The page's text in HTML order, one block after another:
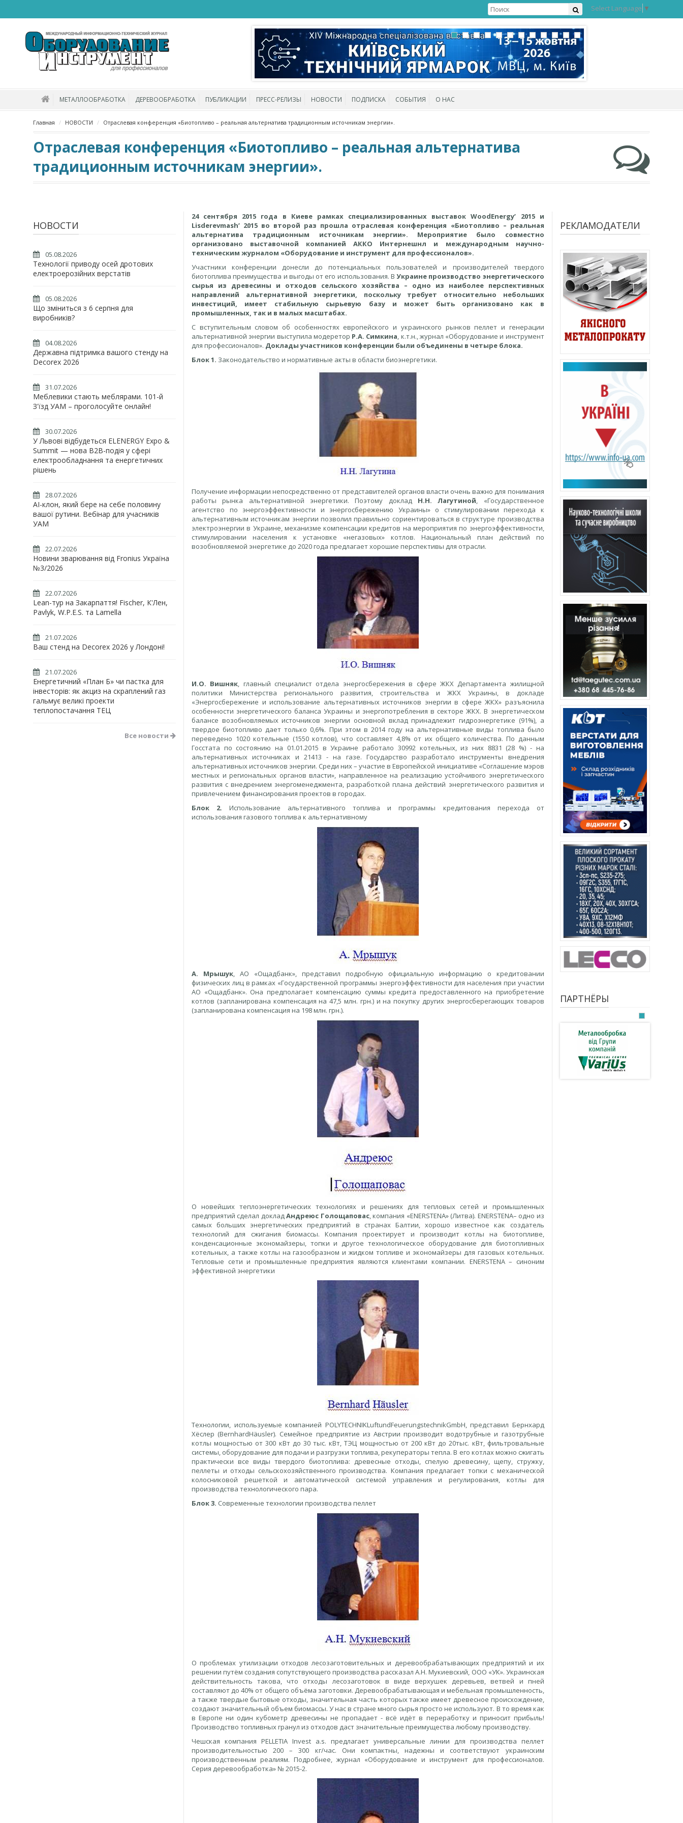
Select Language ▼
МЕТАЛЛООБРАБОТКА ДЕРЕВООБРАБОТКА ПУБЛИКАЦИИ ПРЕСС-РЕЛИЗЫ НОВОСТИ ПОДПИСКА СОБЫТИЯ О НАС
Главная НОВОСТИ Отраслевая конференция «Биотопливо – реальная альтернатива традиционным источникам энергии».
Отраслевая конференция «Биотопливо – реальная альтернатива
традиционным источникам энергии».
НОВОСТИ
05.08.2026
Технології приводу осей дротових
електроерозійних верстатів
05.08.2026
Що зміниться з 6 серпня для
виробників?
04.08.2026
Державна підтримка вашого стенду на
Decorex 2026
31.07.2026
Меблевики стають меблярами. 101-й
З'їзд УАМ – проголосуйте онлайн!
30.07.2026
У Львові відбудеться ELENERGY Expo &
Summit — нова B2B-подія у сфері
електрообладнання та енергетичних
рішень
28.07.2026
AI-клон, який бере на себе половину
вашої рутини. Вебінар для учасників
УАМ
22.07.2026
Новини зварювання від Fronius Україна
№3/2026
22.07.2026
Lean-тур на Закарпаття! Fischer, К'Лен,
Pavlyk, W.P.E.S. та Lamella
21.07.2026
Ваш стенд на Decorex 2026 у Лондоні!
21.07.2026
Енергетичний «План Б» чи пастка для
інвесторів: як акциз на скраплений газ
гальмує великі проекти
теплопостачання ТЕЦ
Все новости
24 сентября 2015 года в Киеве рамках специализированных выставок WoodEnergy’ 2015 и
Lisderevmash’ 2015 во второй раз прошла отраслевая конференция «Биотопливо – реальная
альтернатива традиционным источникам энергии». Мероприятие было совместно
организовано выставочной компанией АККО Интернешнл и международным научно-
техническим журналом «Оборудование и инструмент для профессионалов».
Участники конференции донесли до потенциальных пользователей и производителей твердого
биотоплива преимущества и выгоды от его использования. ВУкраине производство энергетического
сырья из древесины и отходов сельского хозяйства – одно из наиболее перспективных
направлений альтернативной энергетики, поскольку требует относительно небольших
инвестиций, имеет стабильную сырьевую базу и может быть организовано как в
промышленных, так и в малых масштабах.
С вступительным словом об особенностях европейского и украинского рынков пеллет и генерации
альтернативной энергии выступила модеретор Р.А. Симкина, к.т.н., журнал «Оборудование и инструмент
для профессионалов». Доклады участников конференции были объединены в четыре блока.
Блок 1. Законодательство и нормативные акты в области биоэнергетики.
Получение информации непосредственно от представителей органов власти очень важно для понимания
работы рынка альтернативной энергетики. Поэтому доклад Н.Н. Лагутиной, «Государственное
агентство по энергоэффективности и энергосбережению Украины» о стимулировании перехода к
альтернативным источникам энергии позволил правильно сориентироваться в структуре производства
электроэнергии в Украине, механизме компенсации кредитов на мероприятия по энергоэффективности,
стимулировании населения к установке «негазовых» котлов. Национальный план действий по
возобновляемой энергетике до 2020 года предлагает хорошие перспективы для отрасли.
И.О. Вишняк, главный специалист отдела энергосбережения в сфере ЖКХ Департамента жилищной
политики Министерства регионального развития, строительства и ЖКХ Украины, в докладе
«Энергосбережение и использование альтернативных источников энергии в сфере ЖКХ» разъяснила
особенности энергетического баланса Украины и энергопотребления в секторе ЖКХ. В энергетическом
балансе возобновляемых источников энергии основной вклад принадлежит гидроэнергетике (91%), а
твердое биотопливо дает только 0,6%. При этом в 2014 году на альтернативные виды топлива было
переведено 1020 котельные (1550 котлов), что составляет 4,8% от их общего количества. По данным
Госстата по состоянию на 01.01.2015 в Украине работало 30992 котельных, из них 8831 (28 %) - на
альтернативных источниках и 21413 - на газе. Государство разработало инструменты внедрения
альтернативных источников энергии. Среди них – участие в Европейской инициативе «Соглашение мэров
местных и региональных органов власти», направленное на реализацию устойчивого энергетического
развития с внедрением энергоменеджмента, разработкой плана действий энергетического развития и
привлечением финансирования проектов в городах.
Блок 2. Использование альтернативного топлива и программы кредитования перехода от
использования газового топлива к альтернативному
А. Мрышук, АО «Ощадбанк», представил подробную официальную информацию о кредитовании
физических лиц в рамках «Государственной программы энергоэффективности для населения при участии
АО «Ощадбанк». Она предполагает компенсацию суммы кредита предоставленного на приобретение
котлов (запланирована компенсация на 47,5 млн. грн.) и на покупку других энергосберегающих товаров
(запланирована компенсация на 198 млн. грн.).
О новейших теплоэнергетических технологиях и решениях для тепловых сетей и промышленных
предприятий сделал докладАндреюс Голощаповас, компания «ENERSTENA» (Литва). ENERSTENA– одно из
самых больших энергетических предприятий в странах Балтии, хорошо известное как создатель
технологий для сжигания биомассы. Компания проектирует и производит котлы на биотопливе,
конденсационные экономайзеры, топки и другое технологическое оборудование для биотопливных
котельных, а также котлы на газообразном и жидком топливе и экономайзеры для газовых котельных.
Тепловые сети и промышленные предприятия являются клиентами компании. ENERSTENA – синоним
эффективной энергетики
Технологии, используемые компанией POLYTECHNIKLuftundFeuerungstechnikGmbH, представил Бернхард
Хёслер (BernhardHäusler). Семейное предприятие из Австрии производит водотрубные и газотрубные
котлы мощностью от 300 кВт до 30 тыс. кВт, ТЭЦ мощностью от 200 кВт до 20тыс. кВт, фильтровальные
системы, оборудование для подачи и разгрузки топлива, рекуператоры тепла. В его котлах можно сжигать
практически все виды твердого биотоплива: древесные отходы, спелую древесину, щепу, стружку,
пеллеты и отходы сельскохозяйственного производства. Компания предлагает топки с механической
колосниковой решеткой и автоматической системой управления и регулирования, котлы для
производства технологического пара.
Блок 3. Современные технологии производства пеллет
О проблемах утилизации отходов лесозаготовительных и деревообрабатывающих предприятий и их
решении путём создания сопутствующего производства рассказал А.Н. Мукиевский, ООО «УК». Украинская
действительность такова, что отходы лесозаготовок в виде верхушек деревьев, ветвей и пней
составляют до 40% от общего объёма заготовки. Деревообрабатывающая и мебельная промышленность,
а также твердые бытовые отходы, значительная часть которых также имеет древесное происхождение,
создают значительный объем биомассы. У нас в стране много сырья просто не используют. В то время как
в Европе ни один кубометр древесины не пропадает - всё идёт в переработку и приносит прибыль!
Производство топливных гранул из отходов даст значительные преимущества любому производству.
Чешская компания PELLETIA Invest a.s. предлагает универсальные линии для производства пеллет
производительностью 200 – 300 кг/час. Они компактны, надежны и соответствуют украинским
производственным реалиям. Подробнее, журнал «Оборудование и инструмент для профессионалов.
Серия деревообработка» № 2015-2.
РЕКЛАМОДАТЕЛИ
ПАРТНЁРЫ